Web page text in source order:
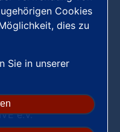
e.V.
Cookies
dies zu
Sie in unserer